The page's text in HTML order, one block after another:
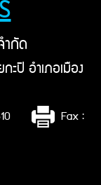
ำกัด
ปิ อำเภอเมือง
Fax :